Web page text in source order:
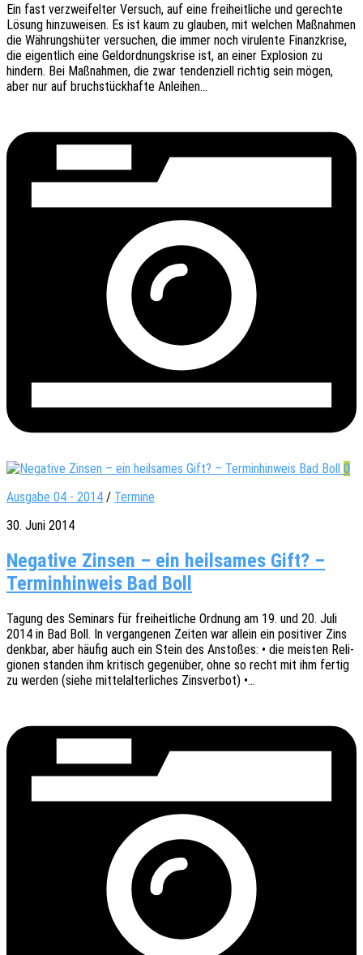
Ein fast verzwei­fel­ter Versuch, auf eine frei­heit­li­che und gerech­te
Lösung hinzu­wei­sen. Es ist kaum zu glau­ben, mit welchen Maßnah­men
die Währungs­hü­ter versu­chen, die immer noch viru­len­te Finanz­kri­se,
die eigent­lich eine Geld­ord­nungs­kri­se ist, an einer Explo­si­on zu
hindern. Bei Maßnah­men, die zwar tenden­zi­ell rich­tig sein mögen,
aber nur auf bruch­stück­haf­te Anleihen…
0
Ausgabe 04 - 2014 / Termine
30. Juni 2014
Negative Zinsen – ein heilsames Gift? –
Terminhinweis Bad Boll
Tagung des Semi­nars für frei­heit­li­che Ordnung am 19. und 20. Juli
2014 in Bad Boll. In vergan­ge­nen Zeiten war allein ein posi­ti­ver Zins
denk­bar, aber häufig auch ein Stein des Ansto­ßes: • die meis­ten Reli­
gio­nen stan­den ihm kritisch gegen­über, ohne so recht mit ihm fertig
zu werden (siehe mittel­al­ter­li­ches Zinsverbot) •…